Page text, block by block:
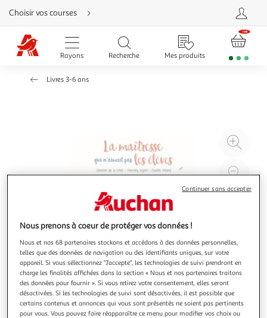
Aller
directement
au
contenu
Aller
directement
Aller
Choisir vos courses
Rayons Recherche Mes produits
Livres 3-6 ans
à
Nous prenons à coeur de protéger vos données !
Nous et nos 68 partenaires stockons et accédons à des données personnelles,
telles que des données de navigation ou des identifiants uniques, sur votre
appareil. Si vous sélectionnez "J'accepte", les technologies de suivi prendront en
charge les finalités affichées dans la section « Nous et nos partenaires traitons
des données pour fournir ». Si vous retirez votre consentement, elles seront
désactivées. Si les technologies de suivi sont désactivées, il est possible que
certains contenus et annonces qui vous sont présentés ne soient pas pertinents
pour vous. Vous pouvez faire réapparaître ce menu pour modifier vos choix ou
Continuer sans accepter